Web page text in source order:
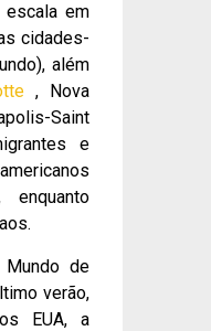
escala em
cidades-
além
, Nova
Saint
e
enquanto
de
verão,
EUA, a